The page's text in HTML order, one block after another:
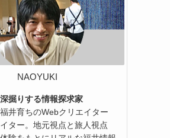
NAOYUKI
掘りする情報探求家
井育ちのWebクリエイター
ター。地元視点と旅人視点